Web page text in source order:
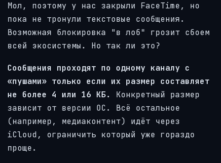
Мол, поэтому у нас закрыли FaceTime, но
пока не тронули текстовые сообщения.
Возможная блокировка "в лоб" грозит сбоем
всей экосистемы. Но так ли это?
Сообщения проходят по одному каналу с
«пушами» только если их размер составляет
не более 4 или 16 КБ. Конкретный размер
зависит от версии ОС. Всё остальное
(например, медиаконтент) идёт через
iCloud, ограничить который уже гораздо
проще.